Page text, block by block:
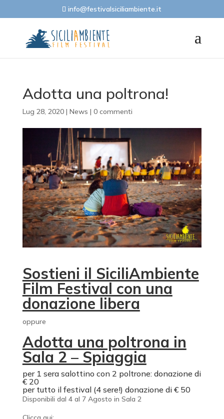
info@festivalsiciliambiente.it
Adotta una poltrona!
Lug 28, 2020| News | 0 commenti
Sostieni il SiciliAmbiente
Film Festival con una
donazione libera
oppure
Adotta una poltrona in
Sala 2 – Spiaggia
per 1 sera salottino con 2 poltrone: donazione di
€ 20
per tutto il festival (4 sere!) donazione di € 50
Disponibili dal 4 al 7 Agosto in Sala 2